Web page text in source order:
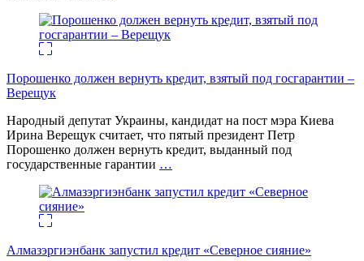
Порошенко должен вернуть кредит, взятый под госгарантии –
Верещук
Народный депутат Украины, кандидат на пост мэра Киева
Ирина Верещук считает, что пятый президент Петр
Порошенко должен вернуть кредит, выданный под
государственные гарантии …
Алмазэргиэнбанк запустил кредит «Северное сияние»